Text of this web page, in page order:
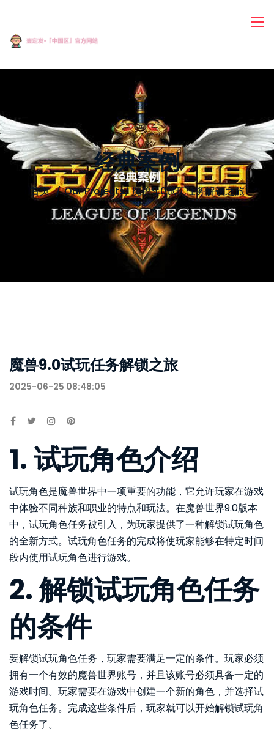
经典案例
首页 Our Projects/魔兽9.0试玩任务解锁之旅
魔兽9.0试玩任务解锁之旅
2025-06-25 08:48:05
1. 试玩角色介绍
试玩角色是魔兽世界中一项重要的功能，它允许玩家在游戏
中体验不同种族和职业的特点和玩法。在魔兽世界9.0版本
中，试玩角色任务被引入，为玩家提供了一种解锁试玩角色
的全新方式。试玩角色任务的完成将使玩家能够在特定时间
段内使用试玩角色进行游戏。
2. 解锁试玩角色任务
的条件
要解锁试玩角色任务，玩家需要满足一定的条件。玩家必须
拥有一个有效的魔兽世界账号，并且该账号必须具备一定的
游戏时间。玩家需要在游戏中创建一个新的角色，并选择试
玩角色任务。完成这些条件后，玩家就可以开始解锁试玩角
色任务了。